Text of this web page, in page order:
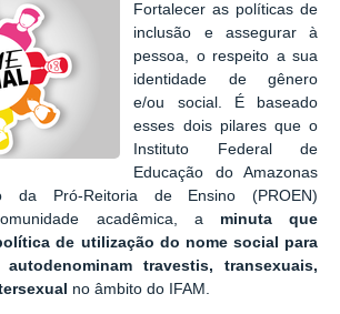
Fortalecer as políticas de
inclusão e assegurar à
pessoa, o respeito a sua
identidade de gênero
e/ou social. É baseado
esses dois pilares que o
Instituto Federal de
Educação do Amazonas
da Pró-Reitoria de Ensino (PROEN)
acadêmica, a minuta que
de utilização do nome social para
autodenominam travestis, transexuais,
no âmbito do IFAM.